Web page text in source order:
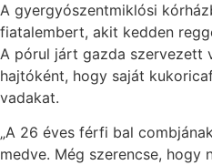
A gyergyószentmiklósi
fiatalembert, akit kedden
A pórul járt gazda szervezett
hajtóként, hogy saját
vadakat.
„A 26 éves férfi bal
medve. Még szerencse, hogy